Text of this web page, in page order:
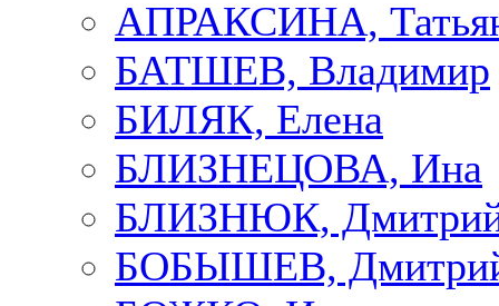
АПРАКСИНА,
БАТШЕВ, Владимир
БИЛЯК, Елена
БЛИЗНЕЦОВА, Ина
БЛИЗНЮК,
БОБЫШЕВ,